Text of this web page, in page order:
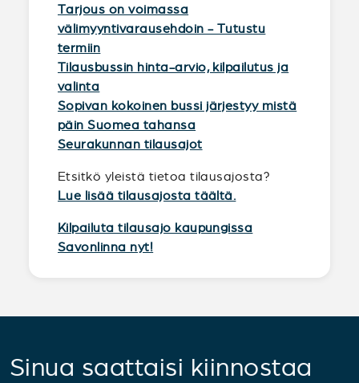
Tarjous on voimassa
välimyyntivarausehdoin - Tutustu
termiin
Tilausbussin hinta-arvio, kilpailutus ja
valinta
Sopivan kokoinen bussi järjestyy mistä
päin Suomea tahansa
Seurakunnan tilausajot
Etsitkö yleistä tietoa tilausajosta?
Lue lisää tilausajosta täältä.
Kilpailuta tilausajo kaupungissa
Savonlinna nyt!
Sinua saattaisi kiinnostaa